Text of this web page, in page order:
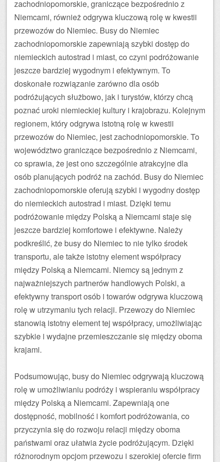
zachodniopomorskie, graniczące bezpośrednio z
Niemcami, również odgrywa kluczową rolę w kwestii
przewozów do Niemiec. Busy do Niemiec
zachodniopomorskie zapewniają szybki dostęp do
niemieckich autostrad i miast, co czyni podróżowanie
jeszcze bardziej wygodnym i efektywnym. To
doskonałe rozwiązanie zarówno dla osób
podróżujących służbowo, jak i turystów, którzy chcą
poznać uroki niemieckiej kultury i krajobrazu. Kolejnym
regionem, który odgrywa istotną rolę w kwestii
przewozów do Niemiec, jest zachodniopomorskie. To
województwo graniczące bezpośrednio z Niemcami,
co sprawia, że jest ono szczególnie atrakcyjne dla
osób planujących podróż na zachód. Busy do Niemiec
zachodniopomorskie oferują szybki i wygodny dostęp
do niemieckich autostrad i miast. Dzięki temu
podróżowanie między Polską a Niemcami staje się
jeszcze bardziej komfortowe i efektywne. Należy
podkreślić, że busy do Niemiec to nie tylko środek
transportu, ale także istotny element współpracy
między Polską a Niemcami. Niemcy są jednym z
najważniejszych partnerów handlowych Polski, a
efektywny transport osób i towarów odgrywa kluczową
rolę w utrzymaniu tych relacji. Przewozy do Niemiec
stanowią istotny element tej współpracy, umożliwiając
szybkie i wydajne przemieszczanie się między oboma
krajami.
Podsumowując, busy do Niemiec odgrywają kluczową
rolę w umożliwianiu podróży i wspieraniu współpracy
między Polską a Niemcami. Zapewniają one
dostępność, mobilność i komfort podróżowania, co
przyczynia się do rozwoju relacji między oboma
państwami oraz ułatwia życie podróżującym. Dzięki
różnorodnym opcjom przewozu i szerokiej ofercie firm